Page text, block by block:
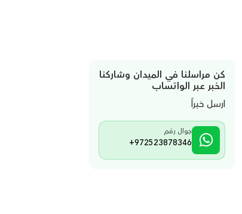
كن مراسلنا في الميدان وشاركنا
الخبر عبر الواتساب
ارسل خبراً
جوال رقم
+972523878346